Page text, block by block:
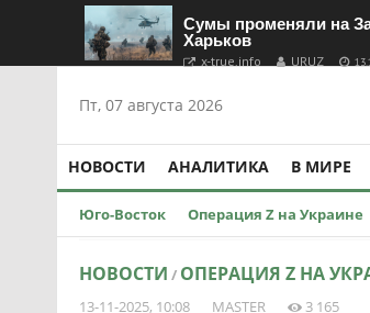
Сумы променяли на
Харьков
x-true.info URUZ